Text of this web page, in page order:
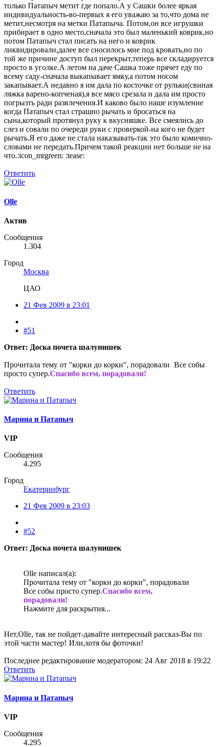
только Патапыч метит где попало.А у Сашки более яркая
индивидуальность-во-первых я его уважаю за то,что дома не
метит,несмотря на метки Патапыча. Потом,он все игрушки
прибирает в одно место,сначала это был маленький коврик,но
потом Патапыч стал писать на него и коврик
ликвидировали,далее все сносилось мне под кровать,но по
той же причине доступ был перекрыт,теперь все складируется
просто в уголке.А летом на даче Сашка тоже прячет еду по
всему саду-сначала выкапывает ямку,а потом носом
закапывает.А недавно я им дала по косточке от рульки(свиная
ляжка варено-копченая),я все мясо срезала и дала им просто
погрызть ради развлечения.И каково было наше изумление
когда Патапыч стал страшно рычать и бросаться на
сына,который протянул руку к вкусняшке. Все смеялись до
слез и совали по очереди руки с проверкой-на кого не будет
рычать.Я его даже не стала наказывать-так это было комично-
словами не передать.Причем такой реакции нет больше не на
что.:icon_mrgreen: :tease:
Ответить
Olle
Актив
Сообщения
1.304
Город
Москва
ЦАО
21 Фев 2009 в 23:01
#51
Ответ: Доска почета шалунишек
Прочитала тему от "корки до корки", порадовали Все собы
просто супер.Спасибо всем, порадовали!
Ответить
Марина и Патапыч
VIP
Сообщения
4.295
Город
Екатеринбург
21 Фев 2009 в 23:03
#52
Ответ: Доска почета шалунишек
Olle написал(а):
Прочитала тему от "корки до корки", порадовали
Все собы просто супер.Спасибо всем,
порадовали!
Нажмите для раскрытия...
Нет,Olle, так не пойдет-давайте интересный рассказ-Вы по
этой части мастер! Или,хотя бы фоточки!
Последнее редактирование модератором: 24 Авг 2018 в 19:22
Ответить
Марина и Патапыч
VIP
Сообщения
4.295